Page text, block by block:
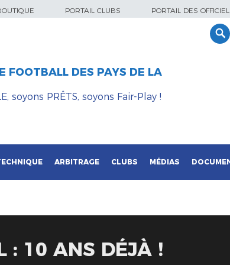
PORTAIL CLUBS PORTAIL DES
FOOTBALL DES PAYS DE LA
soyons PRÊTS, soyons Fair-Play !
ARBITRAGE CLUBS MÉDIAS
: 10 ANS DÉJÀ !